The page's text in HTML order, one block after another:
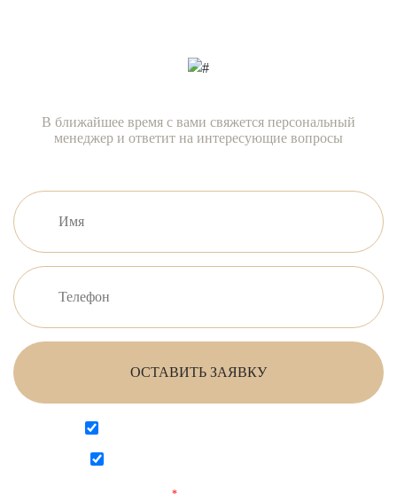
В ближайшее время с вами свяжется персональный
менеджер и ответит на интересующие вопросы
ОСТАВИТЬ ЗАЯВКУ
*